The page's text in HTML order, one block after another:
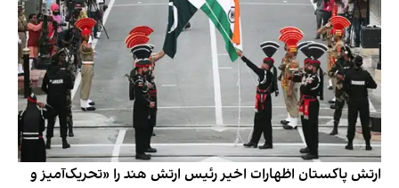
ارتش پاکستان اظهارات اخیر رئیس ارتش هند را «تحریک‌آمیز و